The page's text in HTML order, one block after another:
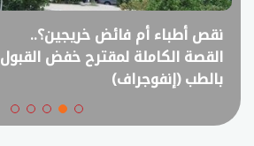
نقص أطباء أم فائض خريجين؟..
القصة الكاملة لمقترح خفض القبول
بالطب (إنفوجراف)